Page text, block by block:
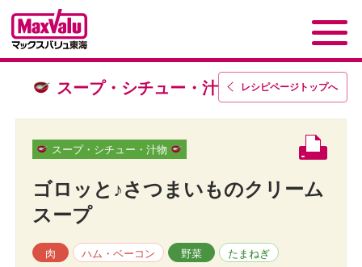
レシピページトップへ
スープ・シチュー・汁物
スープ・シチュー・汁物
ゴロッと♪さつまいものクリーム
スープ
肉 ハム・ベーコン 野菜 たまねぎ